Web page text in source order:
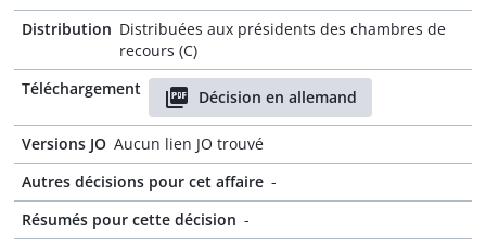
Distribution Distribuées aux présidents des chambres de
recours (C)
Téléchargement
Décision en allemand
Versions JO Aucun lien JO trouvé
Autres décisions pour cet affaire -
Résumés pour cette décision -